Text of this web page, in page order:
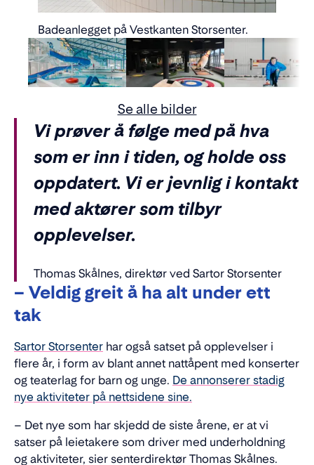
Badeanlegget på Vestkanten Storsenter.
Se alle bilder
Vi prøver å følge med på hva
som er inn i tiden, og holde oss
oppdatert. Vi er jevnlig i kontakt
med aktører som tilbyr
opplevelser.
Thomas Skålnes, direktør ved Sartor Storsenter
– Veldig greit å ha alt under ett
tak
Sartor Storsenter har også satset på opplevelser i
flere år, i form av blant annet nattåpent med konserter
og teaterlag for barn og unge. De annonserer stadig
nye aktiviteter på nettsidene sine.
– Det nye som har skjedd de siste årene, er at vi
satser på leietakere som driver med underholdning
og aktiviteter, sier senterdirektør Thomas Skålnes.